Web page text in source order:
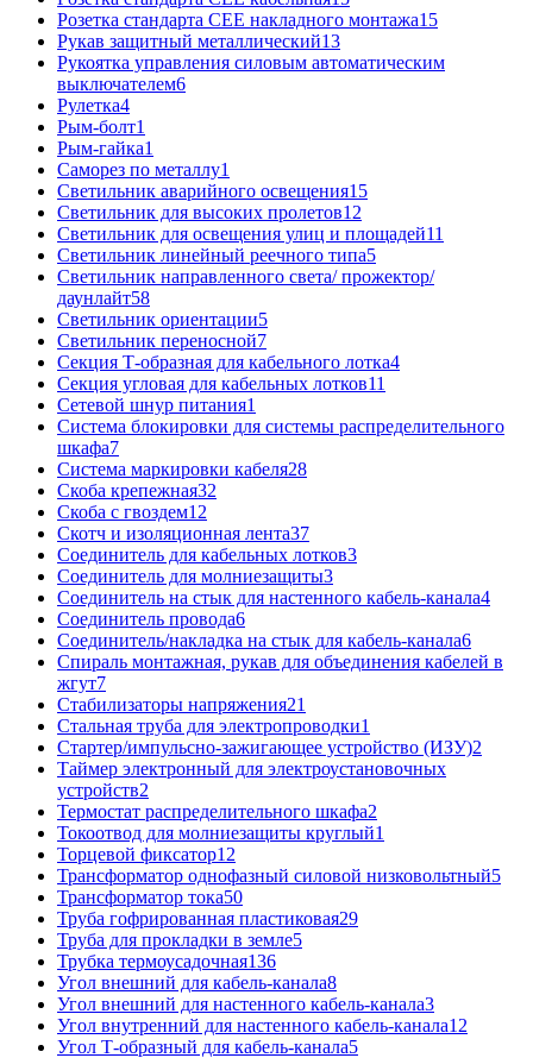
Розетка стандарта СЕЕ накладного монтажа15
Рукав защитный металлический13
Рукоятка управления силовым автоматическим
выключателем6
Рулетка4
Рым-болт1
Рым-гайка1
Саморез по металлу1
Светильник аварийного освещения15
Светильник для высоких пролетов12
Светильник для освещения улиц и площадей11
Светильник линейный реечного типа5
Светильник направленного света/ прожектор/
даунлайт58
Светильник ориентации5
Светильник переносной7
Секция Т-образная для кабельного лотка4
Секция угловая для кабельных лотков11
Сетевой шнур питания1
Система блокировки для системы распределительного
шкафа7
Система маркировки кабеля28
Скоба крепежная32
Скоба с гвоздем12
Скотч и изоляционная лента37
Соединитель для кабельных лотков3
Соединитель для молниезащиты3
Соединитель на стык для настенного кабель-канала4
Соединитель провода6
Соединитель/накладка на стык для кабель-канала6
Спираль монтажная, рукав для объединения кабелей в
жгут7
Стабилизаторы напряжения21
Стальная труба для электропроводки1
Стартер/импульсно-зажигающее устройство (ИЗУ)2
Таймер электронный для электроустановочных
устройств2
Термостат распределительного шкафа2
Токоотвод для молниезащиты круглый1
Торцевой фиксатор12
Трансформатор однофазный силовой низковольтный5
Трансформатор тока50
Труба гофрированная пластиковая29
Труба для прокладки в земле5
Трубка термоусадочная136
Угол внешний для кабель-канала8
Угол внешний для настенного кабель-канала3
Угол внутренний для настенного кабель-канала12
Угол Т-образный для кабель-канала5